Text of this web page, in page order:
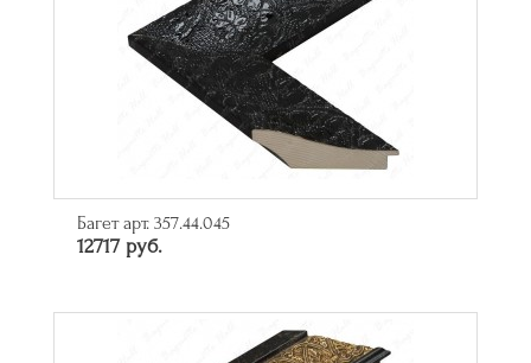
Багет арт. 357.44.045
12717 руб.